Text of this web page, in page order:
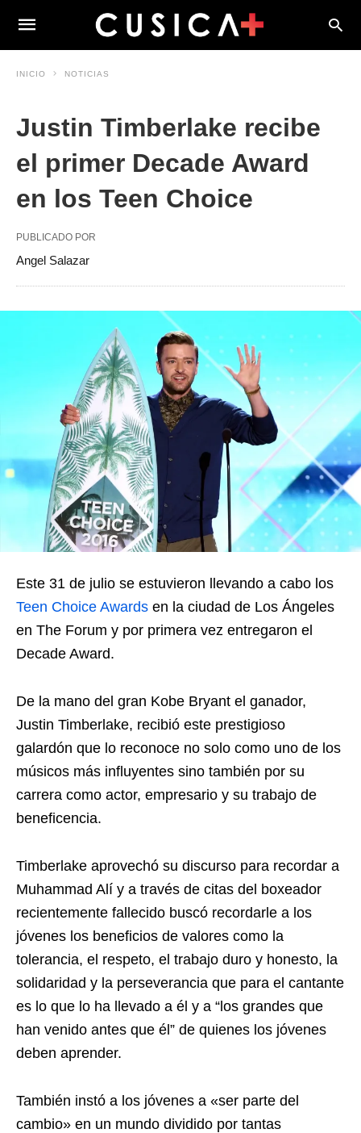
INICIO NOTICIAS
Justin Timberlake recibe
el primer Decade Award
en los Teen Choice
PUBLICADO POR
Angel Salazar
Este 31 de julio se estuvieron llevando a cabo los
Teen Choice Awards en la ciudad de Los Ángeles
en The Forum y por primera vez entregaron el
Decade Award.
De la mano del gran Kobe Bryant el ganador,
Justin Timberlake, recibió este prestigioso
galardón que lo reconoce no solo como uno de los
músicos más influyentes sino también por su
carrera como actor, empresario y su trabajo de
beneficencia.
Timberlake aprovechó su discurso para recordar a
Muhammad Alí y a través de citas del boxeador
recientemente fallecido buscó recordarle a los
jóvenes los beneficios de valores como la
tolerancia, el respeto, el trabajo duro y honesto, la
solidaridad y la perseverancia que para el cantante
es lo que lo ha llevado a él y a “los grandes que
han venido antes que él” de quienes los jóvenes
deben aprender.
También instó a los jóvenes a «ser parte del
cambio» en un mundo dividido por tantas